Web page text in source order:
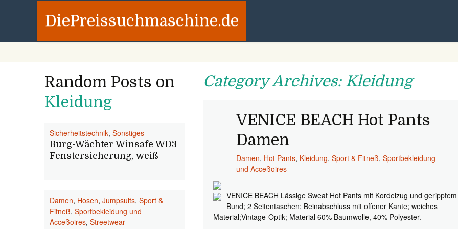
DiePreissuchmaschine.de
Category Archives: Kleidung
VENICE BEACH Hot Pants
Damen
Damen, Hot Pants, Kleidung,Sport & Fitneß,Sportbekleidung
und Acceßoires
VENICE BEACH Lässige Sweat Hot Pants mit Kordelzug und geripptem
Bund; 2 Seitentaschen; Beinabschluss mit offener Kante; weiches
Material;Vintage-Optik; Material 60% Baumwolle, 40% Polyester.
Random Posts on
Kleidung
Sicherheitstechnik, Sonstiges
Burg-Wächter Winsafe WD3
Fenstersicherung, weiß
Damen, Hosen, Jumpsuits, Sport &
Fitneß, Sportbekleidung und
Acceßoires, Streetwear